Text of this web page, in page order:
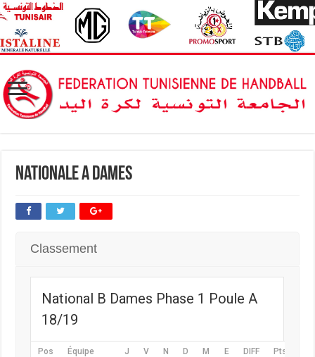
Nationale A Dames
Classement
National B Dames Phase 1 Poule A
18/19
Pos Équipe J V N D M E DIFF Pts